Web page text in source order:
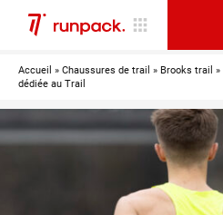
Accueil » Chaussures de trail » Brooks trail »
dédiée au Trail